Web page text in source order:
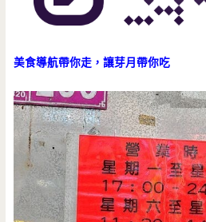
美食導航帶你走，讓芽月帶你吃